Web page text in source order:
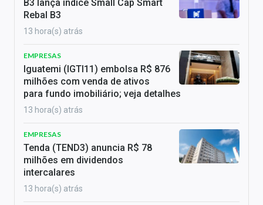
B3 lança índice Small Cap Smart
Rebal B3
13 hora(s) atrás
EMPRESAS
Iguatemi (IGTI11) embolsa R$ 876
milhões com venda de ativos
para fundo imobiliário; veja detalhes
13 hora(s) atrás
EMPRESAS
Tenda (TEND3) anuncia R$ 78
milhões em dividendos
intercalares
13 hora(s) atrás